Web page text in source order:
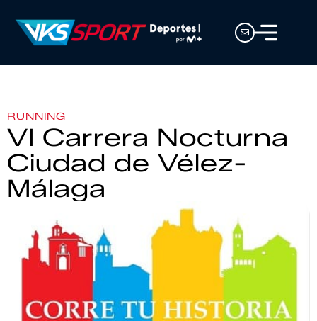
RUNNING
VI Carrera Nocturna
Ciudad de Vélez-
Málaga